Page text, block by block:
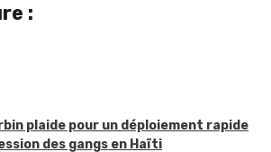
:
plaide pour un déploiement rapide
des gangs en Haïti